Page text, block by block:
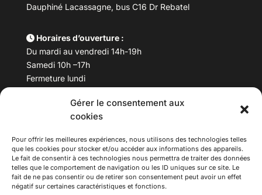
Gérer le consentement aux
cookies
Pour offrir les meilleures expériences, nous utilisons des technologies telles
que les cookies pour stocker et/ou accéder aux informations des appareils.
Le fait de consentir à ces technologies nous permettra de traiter des données
telles que le comportement de navigation ou les ID uniques sur ce site. Le
fait de ne pas consentir ou de retirer son consentement peut avoir un effet
négatif sur certaines caractéristiques et fonctions.
Dauphiné Lacassagne, bus C16 Dr Rebatel
Horaires d’ouverture :
Du mardi au vendredi 14h-19h
Samedi 10h –17h
Fermeture lundi
Téléphone : 04 78 53 06 40
maisondesculturesasiatiques@asiexpo.com